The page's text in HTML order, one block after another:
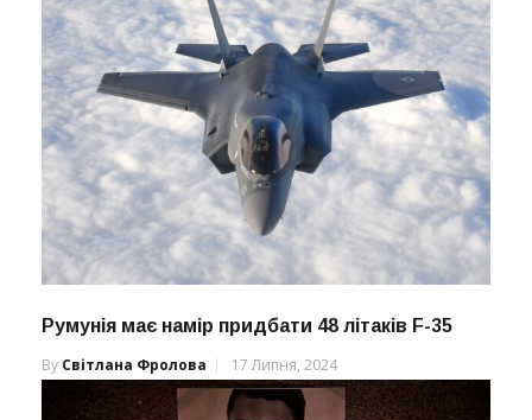
Румунія має намір придбати 48 літаків F-35
By Світлана Фролова 17 Липня, 2024